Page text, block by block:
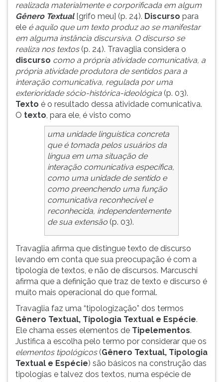
realizada materialmente e corporificada em algum
Gênero Textual [grifo meu] (p. 24). Discurso para
ele é aquilo que um texto produz ao se manifestar
em alguma instância discursiva. O discurso se
realiza nos textos (p. 24). Travaglia considera o
discurso como a própria atividade comunicativa, a
própria atividade produtora de sentidos para a
interação comunicativa, regulada por uma
exterioridade sócio-histórica-ideológica (p. 03).
Texto é o resultado dessa atividade comunicativa.
O texto, para ele, é visto como
uma unidade linguística concreta
que é tomada pelos usuários da
língua em uma situação de
interação comunicativa específica,
como uma unidade de sentido e
como preenchendo uma função
comunicativa reconhecível e
reconhecida, independentemente
de sua extensão (p. 03).
Travaglia afirma que distingue texto de discurso
levando em conta que sua preocupação é com a
tipologia de textos, e não de discursos. Marcuschi
afirma que a definição que traz de texto e discurso é
muito mais operacional do que formal.
Travaglia faz uma “tipologização” dos termos
Gênero Textual, Tipologia Textual e Espécie.
Ele chama esses elementos de Tipelementos.
Justifica a escolha pelo termo por considerar que os
elementos tipológicos(Gênero Textual, Tipologia
Textual e Espécie) são básicos na construção das
tipologias e talvez dos textos, numa espécie de